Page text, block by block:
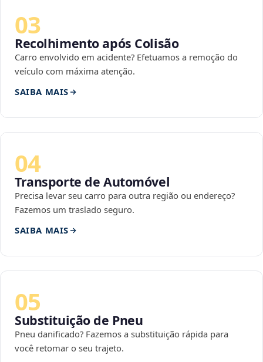
03
Recolhimento após Colisão
Carro envolvido em acidente? Efetuamos a remoção do
veículo com máxima atenção.
SAIBA MAIS
04
Transporte de Automóvel
Precisa levar seu carro para outra região ou endereço?
Fazemos um traslado seguro.
SAIBA MAIS
05
Substituição de Pneu
Pneu danificado? Fazemos a substituição rápida para
você retomar o seu trajeto.